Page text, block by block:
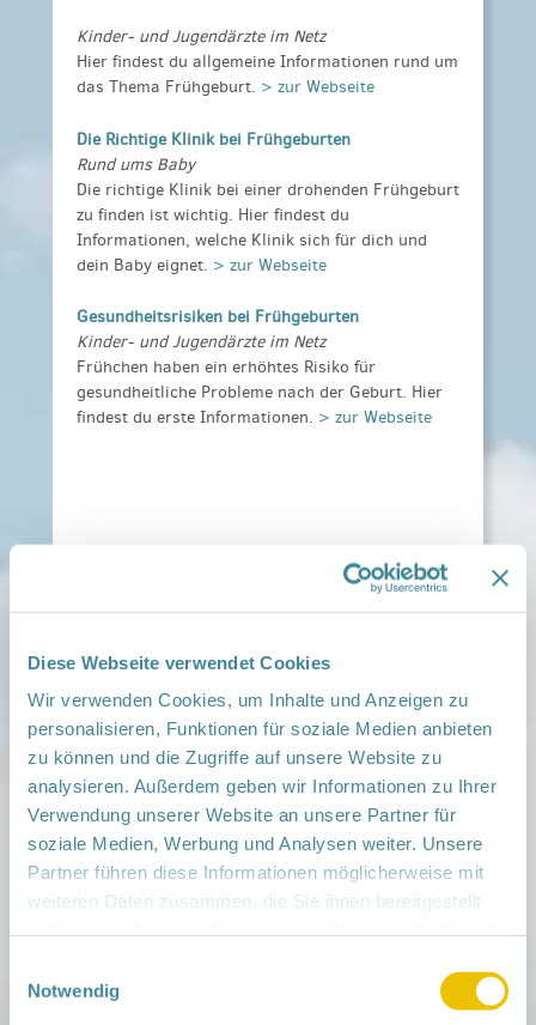
Diese Webseite verwendet Cookies
Wir verwenden Cookies, um Inhalte und Anzeigen zu
personalisieren, Funktionen für soziale Medien anbieten
zu können und die Zugriffe auf unsere Website zu
analysieren. Außerdem geben wir Informationen zu Ihrer
Verwendung unserer Website an unsere Partner für
soziale Medien, Werbung und Analysen weiter. Unsere
Partner führen diese Informationen möglicherweise mit
weiteren Daten zusammen, die Sie ihnen bereitgestellt
Notwendig
Kinder- und Jugendärzte im Netz
Hier findest du allgemeine Informationen rund um
das Thema Frühgeburt. > zur Webseite
Die Richtige Klinik bei Frühgeburten
Rund ums Baby
Die richtige Klinik bei einer drohenden Frühgeburt
zu finden ist wichtig. Hier findest du
Informationen, welche Klinik sich für dich und
dein Baby eignet. > zur Webseite
Gesundheitsrisiken bei Frühgeburten
Kinder- und Jugendärzte im Netz
Frühchen haben ein erhöhtes Risiko für
gesundheitliche Probleme nach der Geburt. Hier
findest du erste Informationen. > zur Webseite